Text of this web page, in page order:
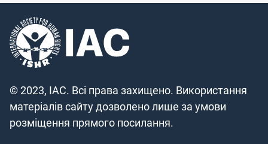
© 2023, IAC. Всі права захищено. Використання
матеріалів сайту дозволено лише за умови
розміщення прямого посилання.